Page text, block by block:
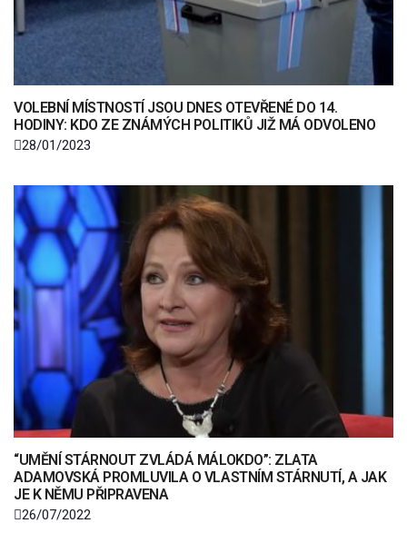
VOLEBNÍ MÍSTNOSTÍ JSOU DNES OTEVŘENÉ DO 14.
HODINY: KDO ZE ZNÁMÝCH POLITIKŮ JIŽ MÁ ODVOLENO
28/01/2023
“UMĚNÍ STÁRNOUT ZVLÁDÁ MÁLOKDO”: ZLATA
ADAMOVSKÁ PROMLUVILA O VLASTNÍM STÁRNUTÍ, A JAK
JE K NĚMU PŘIPRAVENA
26/07/2022